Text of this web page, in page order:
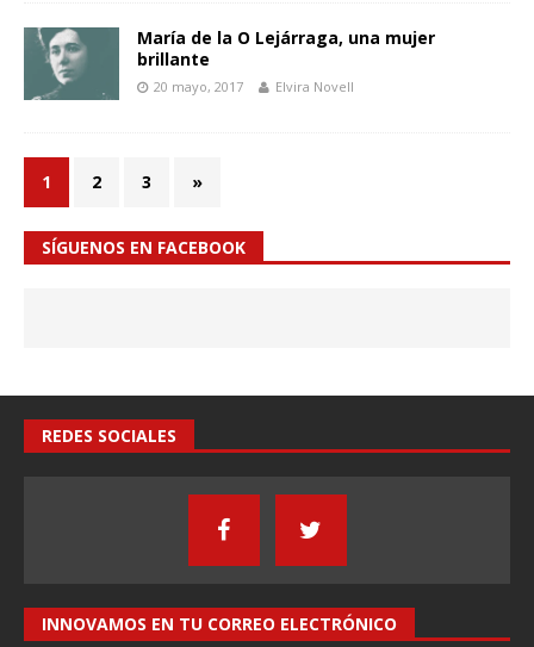
María de la O Lejárraga, una mujer
brillante
20 mayo, 2017 Elvira Novell
1 2 3 »
SÍGUENOS EN FACEBOOK
REDES SOCIALES
INNOVAMOS EN TU CORREO ELECTRÓNICO